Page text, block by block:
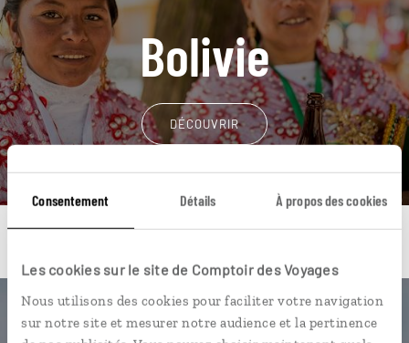
Consentement Détails À propos des cookies
Les cookies sur le site de Comptoir des Voyages
Nous utilisons des cookies pour faciliter votre navigation
sur notre site et mesurer notre audience et la pertinence
Bolivie
DÉCOUVRIR